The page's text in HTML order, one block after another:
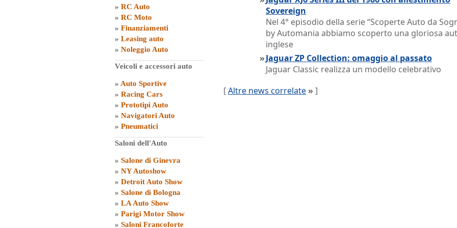
» RC Auto
» RC Moto
» Finanziamenti
» Leasing auto
» Noleggio Auto
Veicoli e accessori auto
» Auto Sportive
» Racing Cars
» Prototipi Auto
» Navigatori Auto
» Pneumatici
Saloni dell'Auto
» Salone di Ginevra
» NY Autoshow
» Detroit Auto Show
» Salone di Bologna
» LA Auto Show
» Parigi Motor Show
» Saloni Francoforte
Sovereign
Nel 4° episodio della serie “Scoperte Auto da
by Automania abbiamo scoperto una gloriosa
inglese
»Jaguar ZP Collection: omaggio al passato
Jaguar Classic realizza un modello celebrativo
[Altre news correlate » ]